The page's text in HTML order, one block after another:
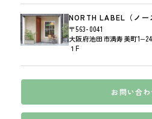
NORTH LABEL（ノー
〒563-0041
大阪府池田市満寿美町1−24
１F
お問い合わ